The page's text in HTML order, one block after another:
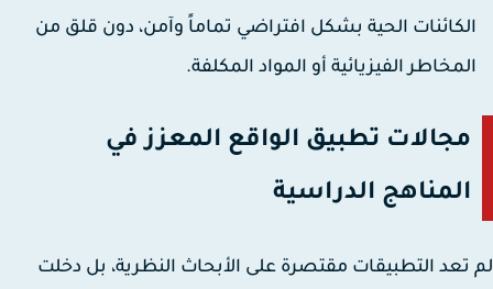
الحية بشكل افتراضي تماماً وآمن، دون قلق من
الفيزيائية أو المواد المكلفة.
مجالات تطبيق الواقع المعزز في
المناهج الدراسية
تعد التطبيقات مقتصرة على الأبحاث النظرية، بل دخلت